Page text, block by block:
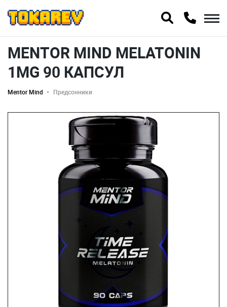
MENTOR MIND MELATONIN
1MG 90 КАПСУЛ
Mentor Mind Предсонники